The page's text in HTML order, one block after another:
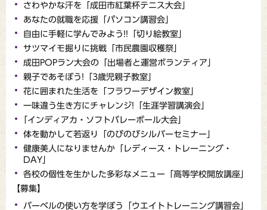
さわやかな汗を「成田市紅葉杯テニス大会」
あなたの就職を応援「パソコン講習会」
自由に手軽に学んでみよう!!「切り絵教室」
サツマイモ掘りに挑戦「市民農園収穫祭」
成田POPラン大会の「出場者と運営ボランティア」
親子であそぼう!「3歳児親子教室」
花に囲まれた生活を「フラワーデザイン教室」
一味違う生き方にチャレンジ!「生涯学習講演会」
｢インディアカ・ソフトバレーボール大会」
体を動かして若返り「のびのびシルバーセミナー」
健康美人になりませんか「レディース・トレーニング・
DAY」
各校の個性を生かした多彩なメニュー「高等学校開放講座」
【募集】
バーベルの使い方を学ぼう「ウエイトトレーニング講習会」